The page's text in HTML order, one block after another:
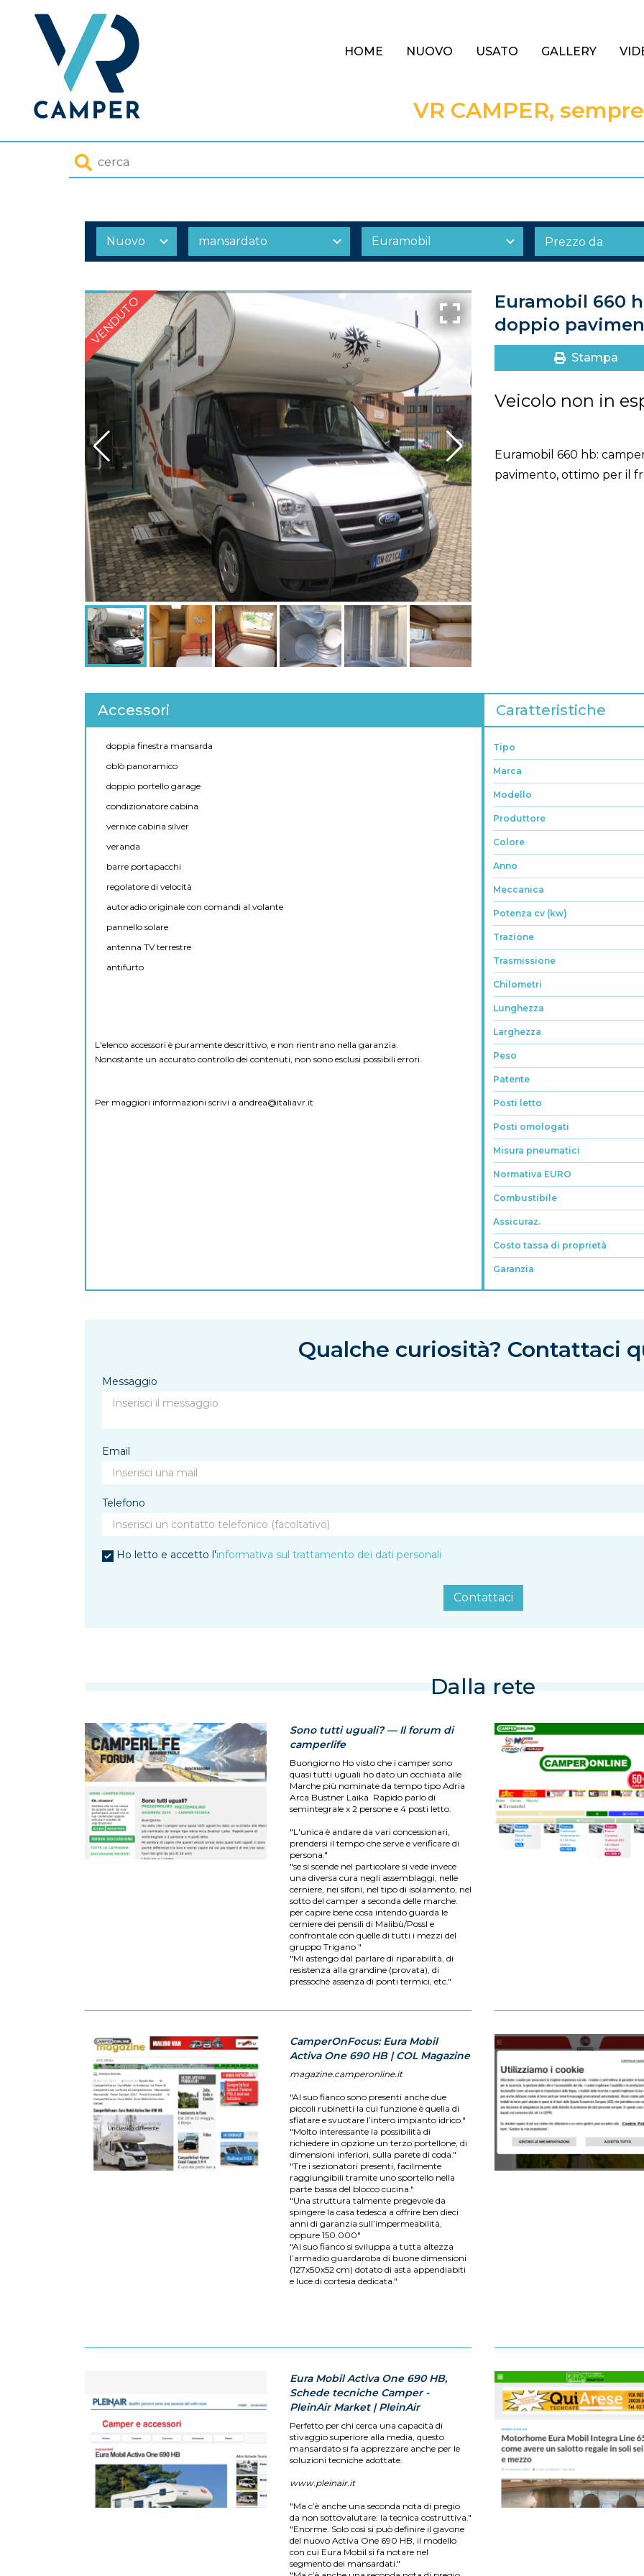
HOME NUOVO USATO GALLERY
VR CAMPER,
VENDUTO
Euramobil 660
doppio
Stampa
Veicolo non in
Euramobil 660 hb:
pavimento, ottimo per il
Accessori
doppia finestra mansarda
oblò panoramico
doppio portello garage
condizionatore cabina
vernice cabina silver
veranda
barre portapacchi
regolatore di velocità
autoradio originale con comandi al volante
pannello solare
antenna TV terrestre
antifurto
L'elenco accessori è puramente descrittivo, e non rientrano nella garanzia.
Nonostante un accurato controllo dei contenuti, non sono esclusi possibili errori.
Per maggiori informazioni scrivi a andrea@italiavr.it
Caratteristiche
Tipo
Marca
Modello
Produttore
Colore
Anno
Meccanica
Potenza cv (kw)
Trazione
Trasmissione
Chilometri
Lunghezza
Larghezza
Peso
Patente
Posti letto
Posti omologati
Misura pneumatici
Normativa EURO
Combustibile
Assicuraz.
Costo tassa di proprietà
Garanzia
Qualche curiosità? Contattaci
Messaggio
Email
Telefono
Ho letto e accetto l'informativa sul trattamento dei dati personali
Contattaci
Dalla rete
Sono tutti uguali? — Il forum di
camperlife
Buongiorno Ho visto che i camper sono
quasi tutti uguali ho dato un occhiata alle
Marche più nominate da tempo tipo Adria
Arca Bustner Laika Rapido parlo di
semintegrale x 2 persone e 4 posti letto.
"L'unica è andare da vari concessionari,
prendersi il tempo che serve e verificare di
persona."
"se si scende nel particolare si vede invece
una diversa cura negli assemblaggi, nelle
cerniere, nei sifoni, nel tipo di isolamento, nel
sotto del camper a seconda delle marche.
per capire bene cosa intendo guarda le
cerniere dei pensili di Malibù/Possl e
confrontale con quelle di tutti i mezzi del
gruppo Trigano "
"Mi astengo dal parlare di riparabilità, di
resistenza alla grandine (provata), di
pressochè assenza di ponti termici, etc."
CamperOnFocus: Eura Mobil
Activa One 690 HB | COL Magazine
magazine.camperonline.it
"Al suo fianco sono presenti anche due
piccoli rubinetti la cui funzione è quella di
sfiatare e svuotare l’intero impianto idrico."
"Molto interessante la possibilità di
richiedere in opzione un terzo portellone, di
dimensioni inferiori, sulla parete di coda."
"Tre i sezionatori presenti, facilmente
raggiungibili tramite uno sportello nella
parte bassa del blocco cucina."
"Una struttura talmente pregevole da
spingere la casa tedesca a offrire ben dieci
anni di garanzia sull’impermeabilità,
oppure 150.000"
"Al suo fianco si sviluppa a tutta altezza
l’armadio guardaroba di buone dimensioni
(127x50x52 cm) dotato di asta appendiabiti
e luce di cortesia dedicata."
Eura Mobil Activa One 690 HB,
Schede tecniche Camper -
PleinAir Market | PleinAir
Perfetto per chi cerca una capacità di
stivaggio superiore alla media, questo
mansardato si fa apprezzare anche per le
soluzioni tecniche adottate.
www.pleinair.it
"Ma c’è anche una seconda nota di pregio
da non sottovalutare: la tecnica costruttiva."
"Enorme. Solo così si può definire il gavone
del nuovo Activa One 690 HB, il modello
con cui Eura Mobil si fa notare nel
segmento dei mansardati."